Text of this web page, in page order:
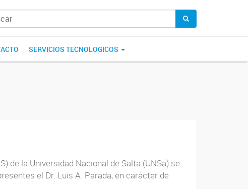
SERVICIOS TECNOLOGICOS
de la Universidad Nacional de Salta (UNSa) se
el Dr. Luis A. Parada, en carácter de